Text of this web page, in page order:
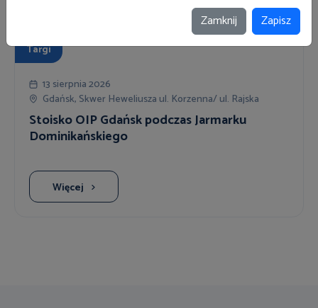
Targi
13 sierpnia 2026
Gdańsk, Skwer Heweliusza ul. Korzenna/ ul. Rajska
Stoisko OIP Gdańsk podczas Jarmarku
Dominikańskiego
Więcej
Zamknij Zapisz